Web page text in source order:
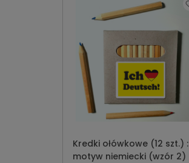
Kredki ołówkowe (12 szt.) :
motyw niemiecki (wzór 2)